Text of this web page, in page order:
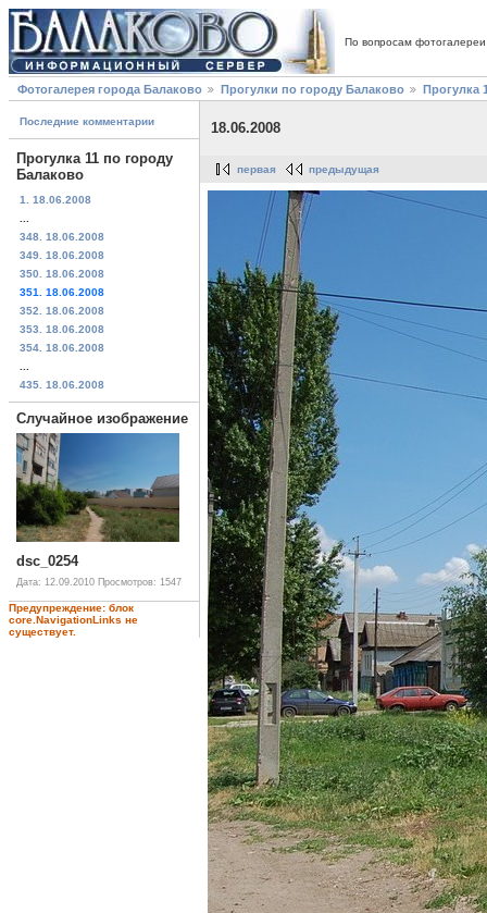
По вопросам
Фотогалерея города Балаково Прогулки по городу Балаково Прогулка
Последние комментарии
Прогулка 11 по городу
Балаково
1. 18.06.2008
348. 18.06.2008
349. 18.06.2008
350. 18.06.2008
351. 18.06.2008
352. 18.06.2008
353. 18.06.2008
354. 18.06.2008
435. 18.06.2008
Случайное изображение
dsc_0254
Дата: 12.09.2010 Просмотров: 1547
Предупреждение: блок
core.NavigationLinks не
существует.
18.06.2008
первая предыдущая